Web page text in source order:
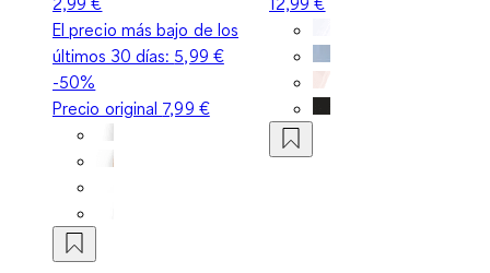
El precio más bajo de los
últimos 30 días: 5,99 €
-50%
Precio original 7,99 €